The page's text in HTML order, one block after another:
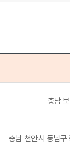
충남
충남 천안시 동남